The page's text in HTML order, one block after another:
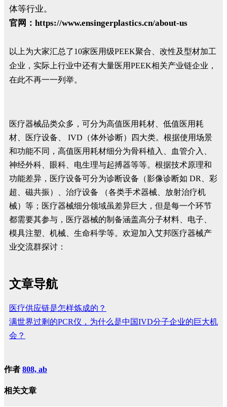
体等行业。
官网：https://www.ensingerplastics.cn/about-us
以上为大家汇总了10家医用级PEEK聚合、改性及型材加工
企业，实际上行业中还有大量医用PEEK相关产业链企业，
在此不再一一列举。
医疗器械品类众多，可分为高值医用耗材、低值医用耗
材、医疗设备、 IVD（体外诊断）四大类。根据使用场景
和功能不同，高值医用耗材细分为骨科植入、血管介入、
神经外科、眼科、电生理与起搏器等等。根据技术原理和
功能差异，医疗设备可分为诊断设备（影像诊断如 DR、彩
超、磁共振）、治疗设备 （各类手术器械、放射治疗机
械）等；医疗器械细分领域虽差异巨大，但是每一个环节
都需要其参与，医疗器械的制备涵盖高分子材料、电子、
模具注塑、机械、生命科学等。欢迎加入艾邦医疗器械产
业交流群探讨：
文章导航
医疗供应链是怎样炼成的？
满世界过剩的PCR仪，为什么是中国IVD分子企业的巨大机
会？
作者 808, ab
相关文章